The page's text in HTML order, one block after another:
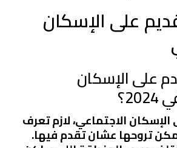
على الإسكان
على الإسكان
الاجتماعي، لازم تعرف
تروحها عشان تقدم فيها.